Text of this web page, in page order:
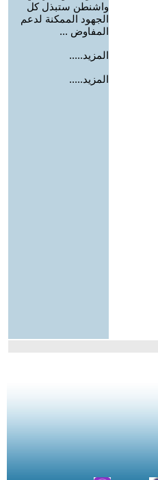
واشنطن ستبذل كل
الجهود الممكنة لدعم
المفاوض ...
المزيد.....
المزيد.....